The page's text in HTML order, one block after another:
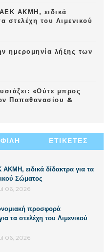
ΑΚΜΗ, ειδικά
στελέχη του Λιμενικού
ημερομηνία λήξης των
«Ούτε μπρος
Παπαθανασίου &
ΕΤΙΚΕΤΕΣ
ειδικά δίδακτρα για τα
Σώματος
06, 2026
προσφορά
τα στελέχη του Λιμενικού
06, 2026